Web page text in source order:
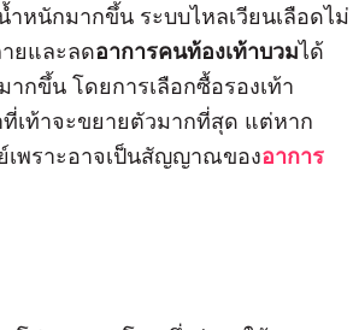
หนักมากขึ้น ระบบไหลเวียนเลือดไม่
ยและลดอาการคนท้องเท้าบวมได้
กขึ้น โดยการเลือกซื้อรองเท้า
ที่เท้าจะขยายตัวมากที่สุด แต่หาก
พราะอาจเป็นสัญญาณของอาการ